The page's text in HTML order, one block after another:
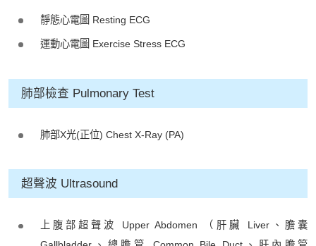
靜態心電圖 Resting ECG
運動心電圖 Exercise Stress ECG
肺部檢查 Pulmonary Test
肺部X光(正位) Chest X-Ray (PA)
超聲波 Ultrasound
上腹部超聲波 Upper Abdomen （肝臟 Liver、膽囊